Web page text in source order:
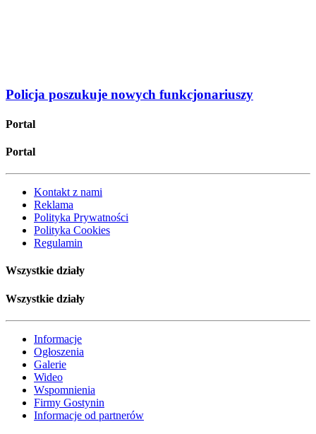
Policja poszukuje nowych funkcjonariuszy
Portal
Portal
Kontakt z nami
Reklama
Polityka Prywatności
Polityka Cookies
Regulamin
Wszystkie działy
Wszystkie działy
Informacje
Ogłoszenia
Galerie
Wideo
Wspomnienia
Firmy Gostynin
Informacje od partnerów